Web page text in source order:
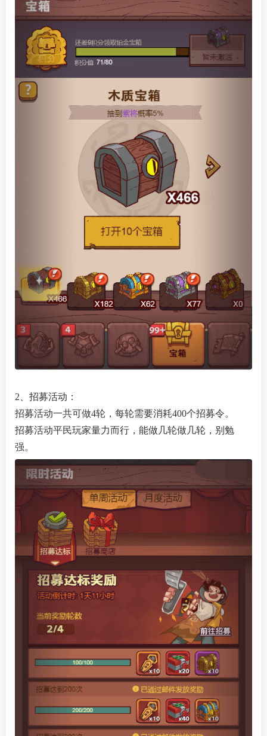
2、招募活动：
招募活动一共可做4轮，每轮需要消耗400个招募令。
招募活动平民玩家量力而行，能做几轮做几轮，别勉
强。